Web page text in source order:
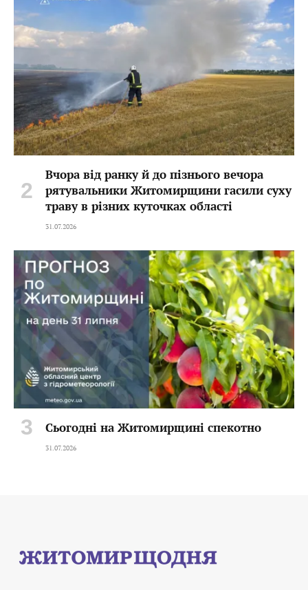
Вчора від ранку й до пізнього вечора
рятувальники Житомирщини гасили суху
траву в різних куточках області
31.07.2026
Сьогодні на Житомирщині спекотно
31.07.2026